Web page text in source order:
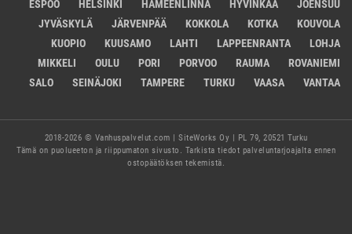
ESPOO HELSINKI HÄMEENLINNA HYVINKÄÄ
JOENSUU
JYVÄSKYLÄ
JÄRVENPÄÄ KOKKOLA KOTKA
KOUVOLA
KUOPIO
KUUSAMO LAHTI LAPPEENRANTA
LOHJA
MIKKELI
OULU PORI PORVOO RAUMA
ROVANIEMI
SALO
SEINÄJOKI TAMPERE TURKU VAASA VANTAA
2018-2026 © Vanhuspalvelut.com | SiteWorks Oy | PL 79, 20521 Turku
Tämä on puolueeton ja riippumaton sivusto. Tarkista tiedot palveluntarjoajalta ennen
ostopäätöksen tekemistä.